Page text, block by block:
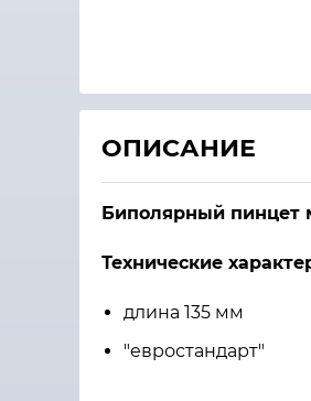
ОПИСАНИЕ
Биполярный пинцет
Технические
длина 135 мм
"евростандарт"